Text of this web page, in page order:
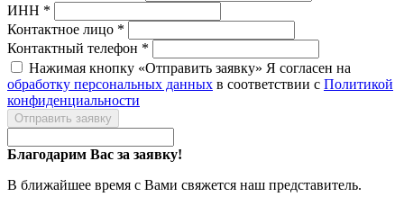
ИНН *
Контактное лицо *
Контактный телефон *
Нажимая кнопку «Отправить заявку» Я согласен на
обработку персональных данных в соответствии с Политикой
конфиденциальности
Отправить заявку
Благодарим Вас за заявку!
В ближайшее время с Вами свяжется наш представитель.